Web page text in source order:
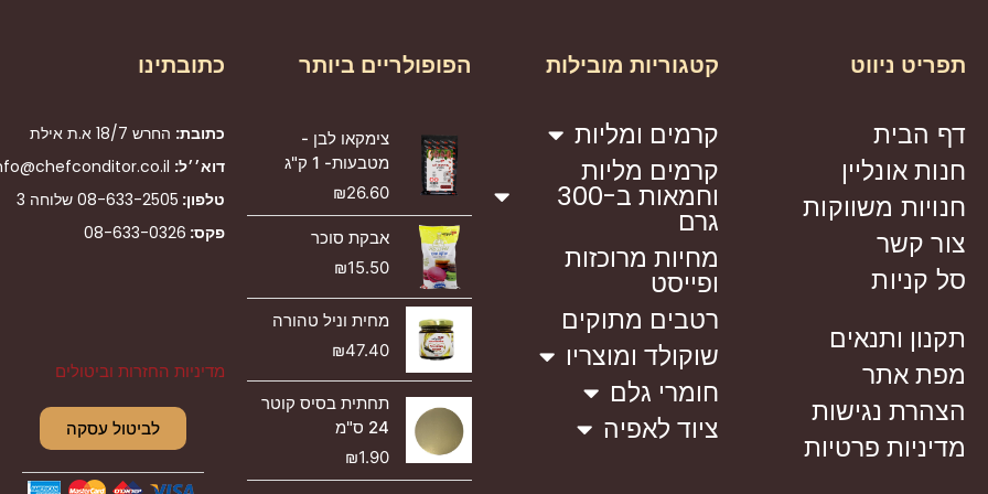
תפריט ניווט
דף הבית
חנות אונליין
חנויות משווקות
צור קשר
סל קניות
תקנון ותנאים
מפת אתר
הצהרת נגישות
מדיניות פרטיות
קטגוריות מובילות
קרמים ומליות
קרמים מליות
וחמאות ב-300
גרם
מחיות מרוכזות
ופייסט
רטבים מתוקים
שוקולד ומוצריו
חומרי גלם
ציוד לאפיה
הפופולריים ביותר
צימקאו לבן -
מטבעות- 1 ק"ג
₪26.60
אבקת סוכר
₪15.50
מחית וניל טהורה
₪47.40
תחתית בסיס קוטר
24 ס"מ
₪1.90
כתובתינו
כתובת: החרש 18/7 א.ת אילת
דוא׳׳ל:
טלפון: 08-633-2505 שלוחה 3
פקס: 08-633-0326
מדיניות החזרות וביטולים
לביטול עסקה